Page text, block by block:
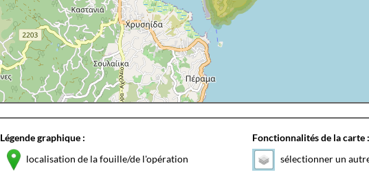
Légende graphique :
localisation de la fouille/de l'opération
Fonctionnalités de la carte :
sélectionner un